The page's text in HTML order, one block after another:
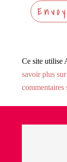
Ce site utilise
savoir plus
commentaires